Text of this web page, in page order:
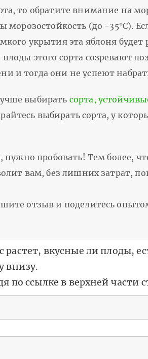
то обратите внимание на
морозостойкость (до -35°С).
укрытия эта яблоня будет
этого сорта созревают
и тогда они не успеют
выбирать сорта,
выбирать сорта, у
нужно пробовать! Тем более,
вам, без лишних затрат,
отзыв и поделитесь